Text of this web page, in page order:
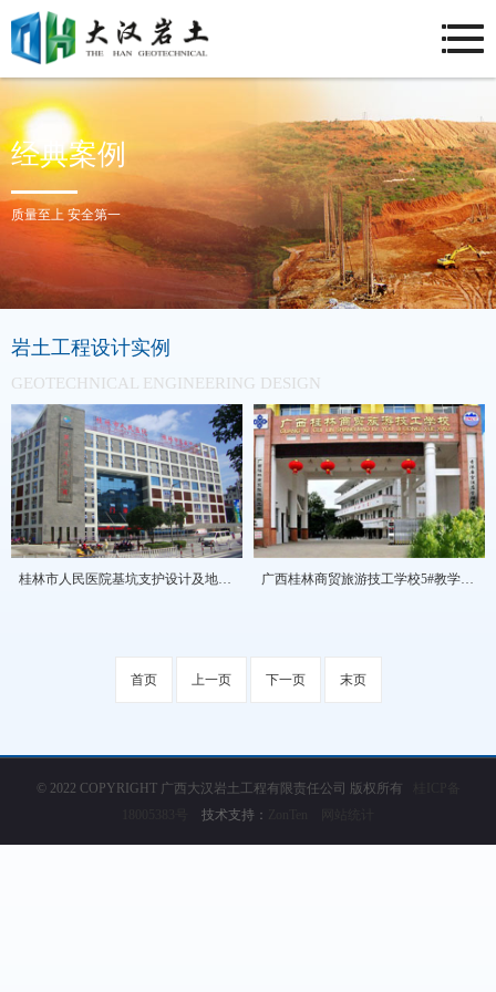
经典案例
质量至上 安全第一
岩土工程设计实例
GEOTECHNICAL ENGINEERING DESIGN
桂林市人民医院基坑支护设计及地基处理设计 广西桂林商贸旅游技工学校5#教学实训楼和4#学生食堂及学生公寓楼地基处理设计
首页 上一页 下一页 末页
© 2022 COPYRIGHT 广西大汉岩土工程有限责任公司 版权所有
技术支持：